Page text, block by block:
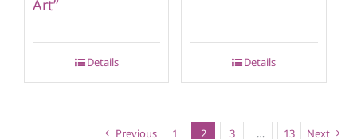
Art”
Details Details
Previous 1 2 3 … 13 Next